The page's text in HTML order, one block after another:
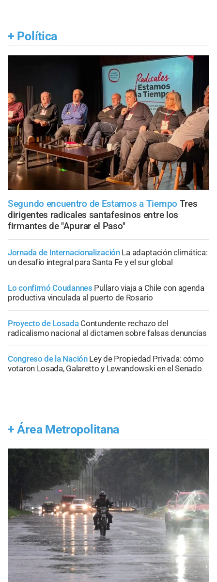
+ Política
Segundo encuentro de Estamos a Tiempo Tres
dirigentes radicales santafesinos entre los
firmantes de "Apurar el Paso"
Jornada de Internacionalización La adaptación climática:
un desafío integral para Santa Fe y el sur global
Lo confirmó Coudannes Pullaro viaja a Chile con agenda
productiva vinculada al puerto de Rosario
Proyecto de Losada Contundente rechazo del
radicalismo nacional al dictamen sobre falsas denuncias
Congreso de la Nación Ley de Propiedad Privada: cómo
votaron Losada, Galaretto y Lewandowski en el Senado
+ Área Metropolitana